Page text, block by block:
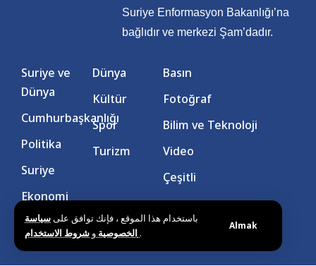
باستخدام هذا الموقع ، فإنك توافق علىسياسة
الخصوصية و .
Almak
Suriye Enformasyon Bakanlığı’na
bağlıdır ve merkezi Şam’dadır.
Suriye ve
Dünya
Cumhurbaşkanlığı
Politika
Suriye
Ekonomi
Dünya
Kültür
Spor
Turizm
Basın
Fotoğraf
Bilim ve Teknoloji
Video
Çeşitli